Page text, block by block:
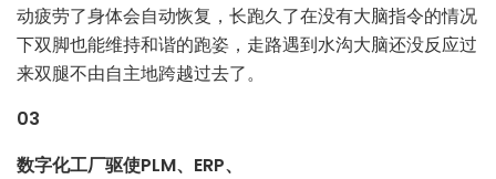
动疲劳了身体会自动恢复，长跑久了在没有大脑指令的情况
下双脚也能维持和谐的跑姿，走路遇到水沟大脑还没反应过
来双腿不由自主地跨越过去了。
03
数字化工厂驱使PLM、ERP、